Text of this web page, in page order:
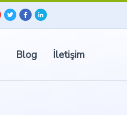
Blog İletişim